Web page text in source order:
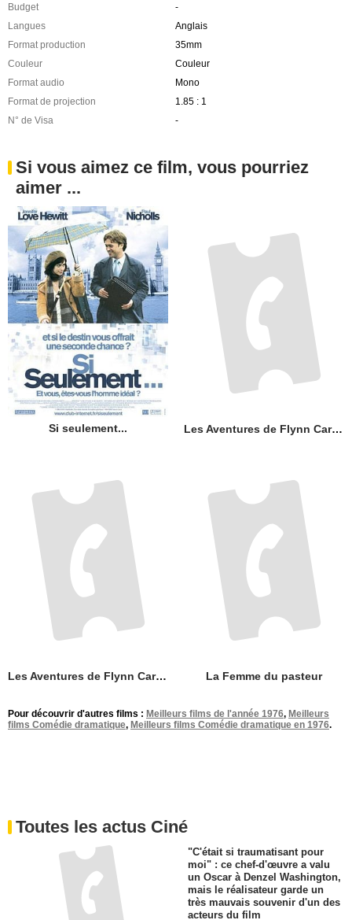
Budget
-
Langues
Anglais
Format production
35mm
Couleur
Couleur
Format audio
Mono
Format de projection
1.85 : 1
N° de Visa
-
Si vous aimez ce film, vous pourriez
aimer ...
Si seulement... Les Aventures de Flynn Carson : le mystère de la lance sacrée
Les Aventures de Flynn Carson : le trésor du Roi Salomon La Femme du pasteur
Pour découvrir d'autres films : Meilleurs films de l'année 1976, Meilleurs
films Comédie dramatique, Meilleurs films Comédie dramatique en 1976.
Toutes les actus Ciné
"C'était si traumatisant pour
moi" : ce chef-d'œuvre a valu
un Oscar à Denzel Washington,
mais le réalisateur garde un
très mauvais souvenir d'un des
acteurs du film